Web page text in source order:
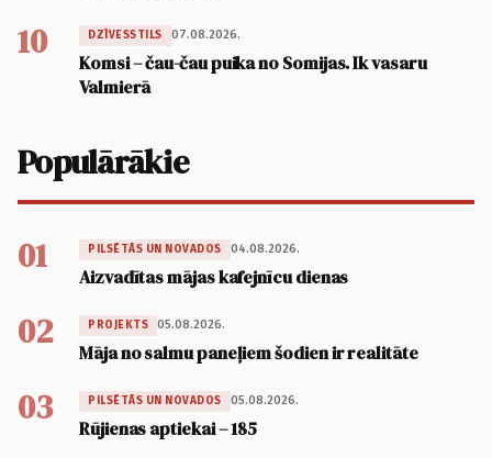
10 DZĪVESSTILS 07.08.2026.
Komsi – čau-čau puika no Somijas. Ik vasaru
Valmierā
Populārākie
01 PILSĒTĀS UN NOVADOS 04.08.2026.
Aizvadītas mājas kafejnīcu dienas
02 PROJEKTS 05.08.2026.
Māja no salmu paneļiem šodien ir realitāte
03 PILSĒTĀS UN NOVADOS 05.08.2026.
Rūjienas aptiekai – 185